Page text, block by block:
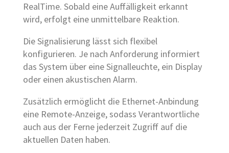
RealTime. Sobald eine Auffälligkeit erkannt
wird, erfolgt eine unmittelbare Reaktion.
Die Signalisierung lässt sich flexibel
konfigurieren. Je nach Anforderung informiert
das System über eine Signalleuchte, ein Display
oder einen akustischen Alarm.
Zusätzlich ermöglicht die Ethernet-Anbindung
eine Remote-Anzeige, sodass Verantwortliche
auch aus der Ferne jederzeit Zugriff auf die
aktuellen Daten haben.